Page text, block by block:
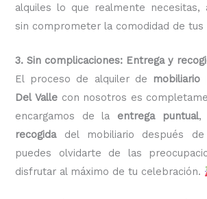
alquiles lo que realmente necesitas,
sin comprometer la comodidad de tus
3. Sin complicaciones: Entrega y
El proceso de alquiler de
Del Valle con nosotros es
encargamos de la entrega puntual,
recogidadel mobiliario después
puedes olvidarte de las
disfrutar al máximo de tu celebración.